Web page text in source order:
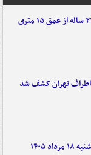
نجات معجزه‌آسای کارگر ۲۲ ساله از عمق ۱۵ متری
تهران کشف شد
۱۴۰۵